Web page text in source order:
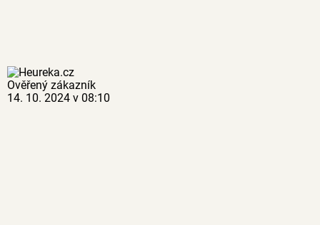
Ověřený zákazník
14. 10. 2024 v 08:10